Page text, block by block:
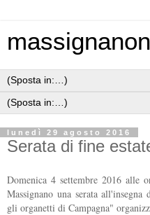
lunedì 29 agosto 2016
Serata di fine
Domenica 4 settembre 2016 alle
Massignano una serata
gli organetti di Campagna"